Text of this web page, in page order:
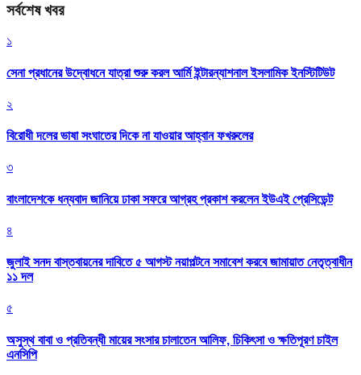
সর্বশেষ খবর
১
সেনা প্রধানের উদ্বোধনে যাত্রা শুরু করল আর্মি ইন্টারন্যাশনাল ইসলামিক ইনস্টিটিউট
২
বিরোধী দলের ভাষা সংঘাতের দিকে না যাওয়ার আহ্বান ফখরুলের
৩
বাংলাদেশকে ধন্যবাদ জানিয়ে ঢাকা সফরে আগ্রহ প্রকাশ করলেন ইউএই প্রেসিডেন্ট
৪
জুলাই সনদ বাস্তবায়নের দাবিতে ৫ আগস্ট নয়াপল্টনে সমাবেশ করবে জামায়াত নেতৃত্বাধীন
১১ দল
৫
অসুস্থ বাবা ও প্রতিবন্ধী মায়ের সংসার চালাতেন আলিফ, চিকিৎসা ও ক্ষতিপূরণ চাইল
এনসিপি